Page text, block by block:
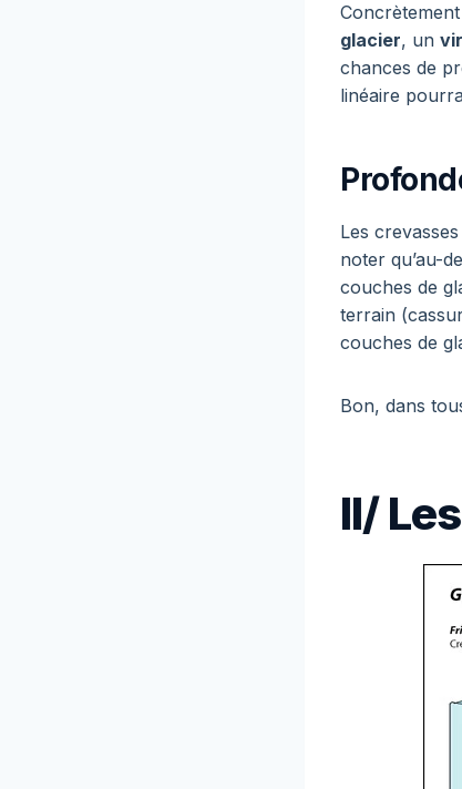
glacier, un
chances de
linéaire
Les
noter qu’au-
couches de
terrain
couches de
Bon, dans
II/